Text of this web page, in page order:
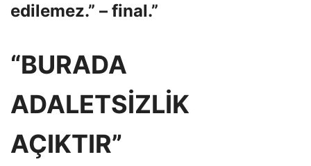
edilemez.” – final.”
“BURADA
ADALETSİZLİK
AÇIKTIR”